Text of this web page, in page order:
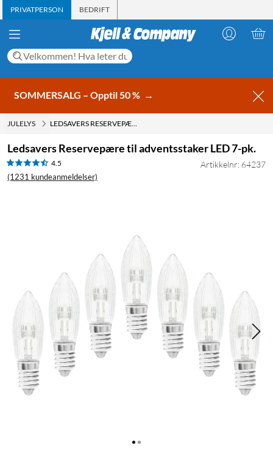
PRIVATPERSON BEDRIFT
SOMMERSALG – Opptil 50 % →
JULELYS LEDSAVERS RESERVEPÆRE TIL ADVENTSSTAKER LED 7-PK.
Ledsavers Reservepære til adventsstaker LED 7-pk.
4.5
(1231 kundeanmeldelser)
Artikkelnr: 64237